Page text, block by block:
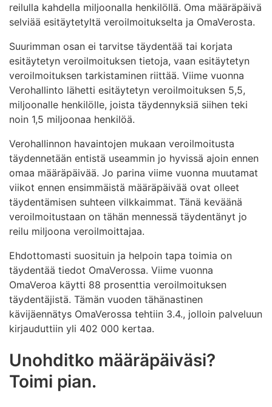
reilulla kahdella miljoonalla henkilöllä. Oma määräpäivä
selviää esitäytetyltä veroilmoitukselta ja OmaVerosta.
Suurimman osan ei tarvitse täydentää tai korjata
esitäytetyn veroilmoituksen tietoja, vaan esitäytetyn
veroilmoituksen tarkistaminen riittää. Viime vuonna
Verohallinto lähetti esitäytetyn veroilmoituksen 5,5,
miljoonalle henkilölle, joista täydennyksiä siihen teki
noin 1,5 miljoonaa henkilöä.
Verohallinnon havaintojen mukaan veroilmoitusta
täydennetään entistä useammin jo hyvissä ajoin ennen
omaa määräpäivää. Jo parina viime vuonna muutamat
viikot ennen ensimmäistä määräpäivää ovat olleet
täydentämisen suhteen vilkkaimmat. Tänä keväänä
veroilmoitustaan on tähän mennessä täydentänyt jo
reilu miljoona veroilmoittajaa.
Ehdottomasti suosituin ja helpoin tapa toimia on
täydentää tiedot OmaVerossa. Viime vuonna
OmaVeroa käytti 88 prosenttia veroilmoituksen
täydentäjistä. Tämän vuoden tähänastinen
kävijäennätys OmaVerossa tehtiin 3.4., jolloin palveluun
kirjauduttiin yli 402 000 kertaa.
Unohditko määräpäiväsi?
Toimi pian.